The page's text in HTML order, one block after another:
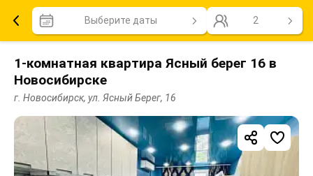
Выберите даты 2
1-комнатная квартира Ясный берег 16 в
Новосибирске
г. Новосибирск, ул. Ясный Берег, 16